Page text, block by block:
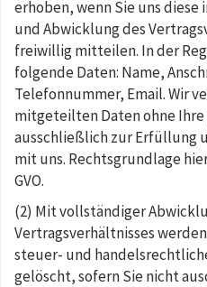
erhoben, wenn Sie uns
und Abwicklung des
freiwillig mitteilen. In der
folgende Daten: Name,
Telefonnummer, Email. Wir
mitgeteilten Daten ohne
ausschließlich zur Erfüllung
mit uns. Rechtsgrundlage
GVO.
(2) Mit vollständiger
Vertragsverhältnisses
steuer- und
gelöscht, sofern Sie nicht